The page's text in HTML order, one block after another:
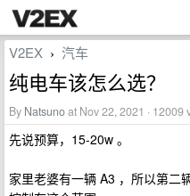
V2EX › 汽车
纯电车该怎么选？
By Natsunoat Nov 22, 2021 · 12009
先说预算，15-20w 。
家里老婆有一辆 A3 ，所以第二